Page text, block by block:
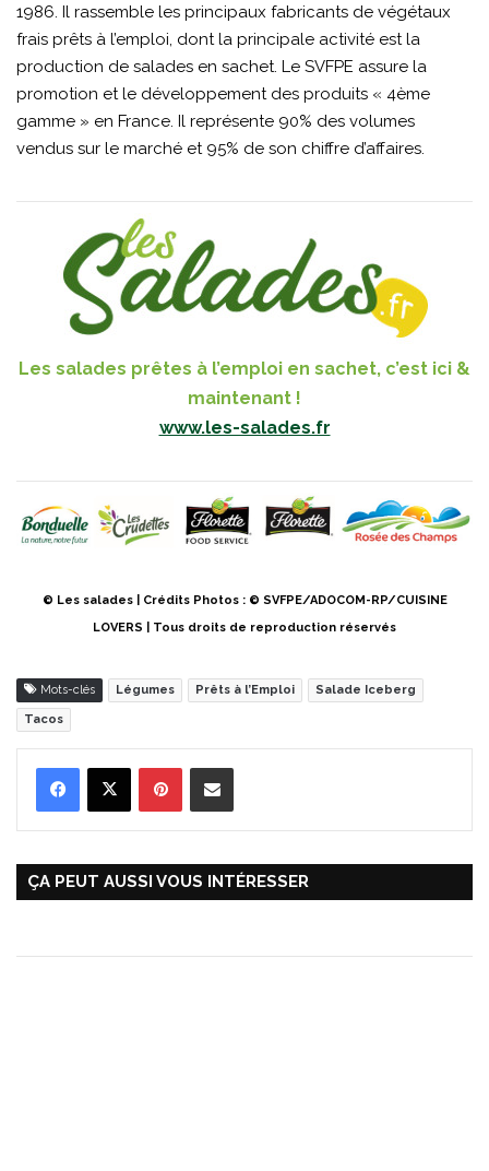
1986. Il rassemble les principaux fabricants de végétaux
frais prêts à l’emploi, dont la principale activité est la
production de salades en sachet. Le SVFPE assure la
promotion et le développement des produits « 4ème
gamme » en France. Il représente 90% des volumes
vendus sur le marché et 95% de son chiffre d’affaires.
Les salades prêtes à l’emploi en sachet, c’est ici &
maintenant !
www.les-salades.fr
© Les salades | Crédits Photos : © SVFPE/ADOCOM-RP/CUISINE
LOVERS | Tous droits de reproduction réservés
Mots-clés Légumes Prêts à l’Emploi Salade Iceberg
Tacos
ÇA PEUT AUSSI VOUS INTÉRESSER